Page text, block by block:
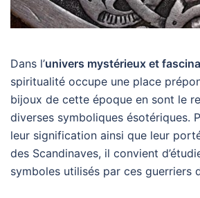
Dans l’univers mystérieux et
spiritualité occupe une place
bijoux de cette époque en sont le
diverses symboliques ésotériques.
leur signification ainsi que leur
des Scandinaves, il convient
symboles utilisés par ces guerriers